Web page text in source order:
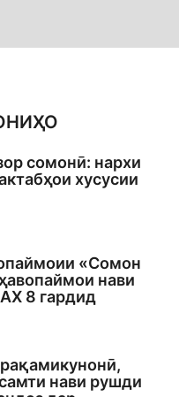
сомонӣ: нархи
хусусии
«Сомон
нави
8 гардид
нави рушди